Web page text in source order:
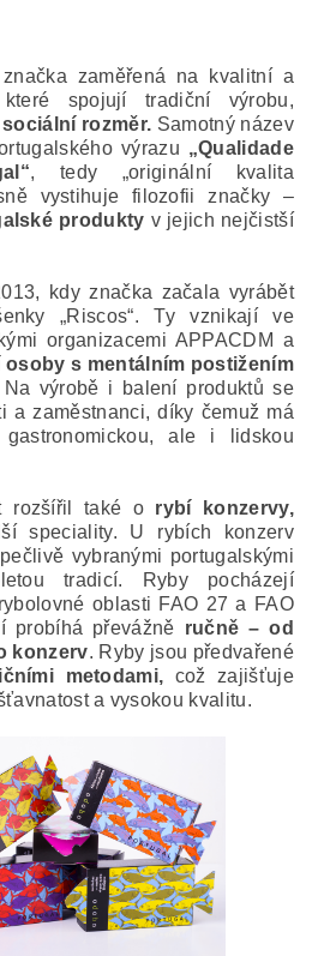
zaměřená na kvalitní a
které spojují tradiční výrobu,
rozměr. Samotný název
výrazu „Qualidade
, tedy „originální kvalita
vystihuje filozofii značky –
produkty v jejich nejčistší
kdy značka začala vyrábět
„Riscos“. Ty vznikají ve
organizacemi APPACDM a
s mentálním postižením
Na výrobě i balení produktů se
a zaměstnanci, díky čemuž má
ale i lidskou
rozšířil také o rybí konzervy,
speciality. U rybích konzerv
vybranými portugalskými
tradicí. Ryby pocházejí
oblasti FAO 27 a FAO
probíhá převážně ručně – od
konzerv. Ryby jsou předvařené
metodami, což zajišťuje
a vysokou kvalitu.